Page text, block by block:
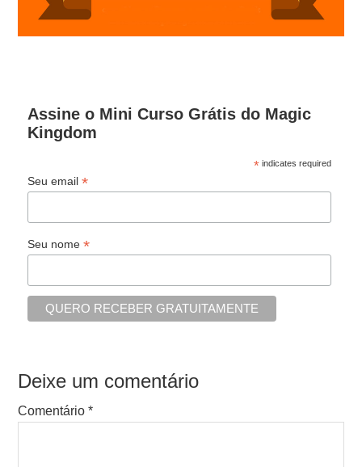
Assine o Mini Curso Grátis do Magic
Kingdom
*indicates required
Seu email*
Seu nome*
Deixe um comentário
Comentário*